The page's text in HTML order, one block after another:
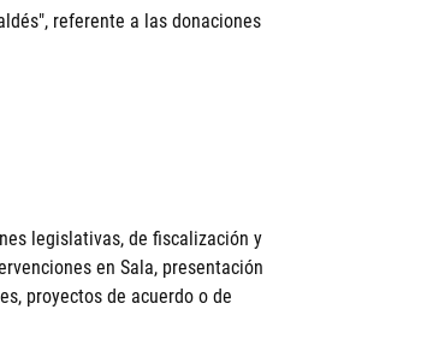
referente a las donaciones
legislativas, de fiscalización y
en Sala, presentación
proyectos de acuerdo o de